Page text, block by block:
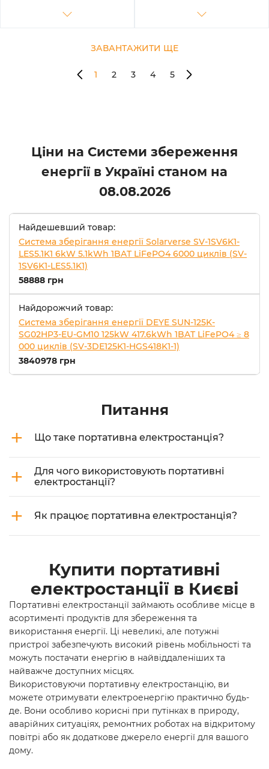
ЗАВАНТАЖИТИ ЩЕ
1 2 3 4 5
Ціни на Системи збереження
енергії в Україні станом на
08.08.2026
Найдешевший товар:
Система зберігання енергії Solarverse SV-1SV6K1-
LES5.1K1 6kW 5.1kWh 1BAT LiFePO4 6000 циклів (SV-
1SV6K1-LES5.1K1)
58888 грн
Найдорожчий товар:
Система зберігання енергії DEYE SUN-125K-
SG02HP3-EU-GM10 125kW 417.6kWh 1BAT LiFePO4 ≥ 8
000 циклів (SV-3DE125K1-HGS418K1-1)
3840978 грн
Питання
+ Що таке портативна електростанція?
+
Для чого використовують портативні
електростанції?
+ Як працює портативна електростанція?
Купити портативні
електростанції в Києві
Портативні електростанції займають особливе місце в
асортименті продуктів для збереження та
використання енергії. Ці невеликі, але потужні
пристрої забезпечують високий рівень мобільності та
можуть постачати енергію в найвіддаленіших та
найважче доступних місцях.
Використовуючи портативну електростанцію, ви
можете отримувати електроенергію практично будь-
де. Вони особливо корисні при путінках в природу,
аварійних ситуаціях, ремонтних роботах на відкритому
повітрі або як додаткове джерело енергії для вашого
дому.